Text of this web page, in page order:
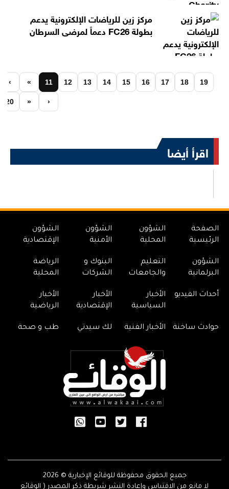
مركز زين للرياضات الإلكترونية يدعم
بطولة FC26 دعماً لمرضى السرطان
‹ « 11 12 13 14 15 16 17 18 19
20 » ›
اقرأ أيضا
الصفحة
الرئيسية
الشؤون
المحلية
الشؤون
الأمنية
الشؤون
الإقتصادية
الشؤون
البرلمانية
التعليم
والجامعات
البنوك و
الشركات
الرياضة
المحلية
أحداث الفيديو
الأخبار
السياسية
الأخبار
الإقتصادية
الأخبار
الرياضية
حوادث ساخنة الأخبار الفنية لك سيدتي طب و صحة
جميع الحقوق محفوظة للوقائع الإخبارية © 2026
لا مانع من الاقتباس وإعادة النشر شريطة ذكر المصدر ( الوقائع